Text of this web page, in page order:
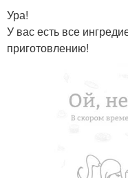
Ура!
У вас есть все
приготовлению!